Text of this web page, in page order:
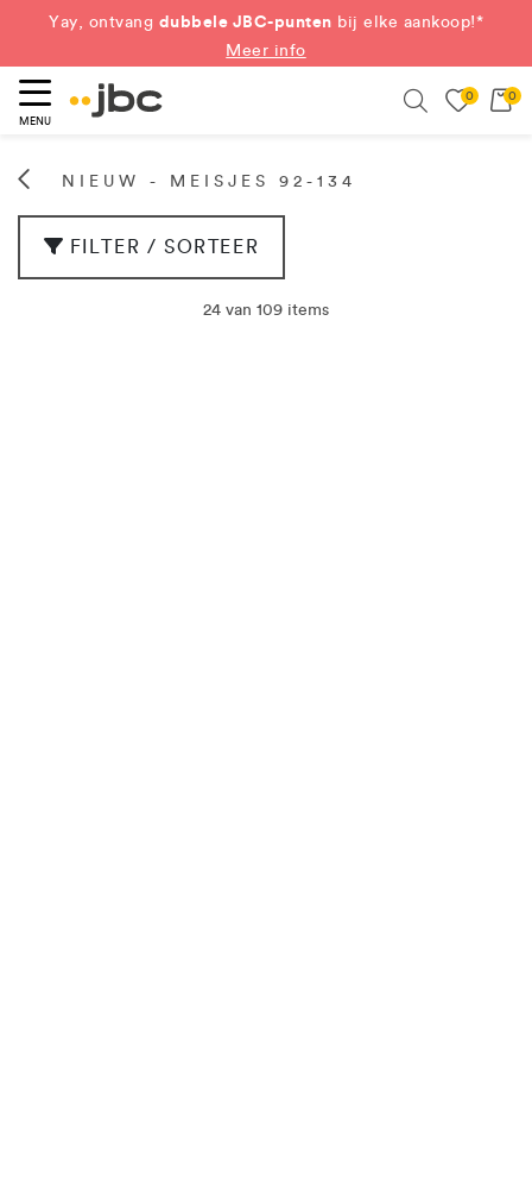
Yay, ontvang dubbele JBC-punten bij elke aankoop!*
Meer info
MENU
0 0
NIEUW - MEISJES 92-134
FILTER / SORTEER
24 van 109 items